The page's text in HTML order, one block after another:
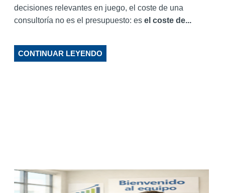
decisiones relevantes en juego, el coste de una
consultoría no es el presupuesto: esel coste de...
CONTINUAR LEYENDO